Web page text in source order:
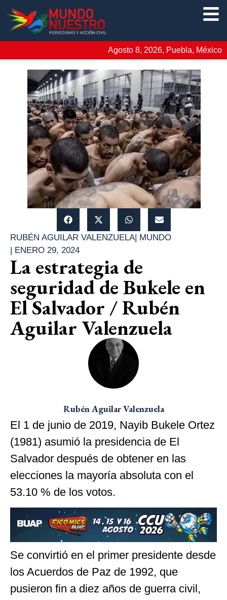
Agosto 8, 2026, Puebla, México
RUBÉN AGUILAR VALENZUELA| MUNDO
| ENERO 29, 2024
La estrategia de
seguridad de Bukele en
El Salvador / Rubén
Aguilar Valenzuela
Rubén Aguilar Valenzuela
El 1 de junio de 2019, Nayib Bukele Ortez
(1981) asumió la presidencia de El
Salvador después de obtener en las
elecciones la mayoría absoluta con el
53.10 % de los votos.
Se convirtió en el primer presidente desde
los Acuerdos de Paz de 1992, que
pusieron fin a diez años de guerra civil,